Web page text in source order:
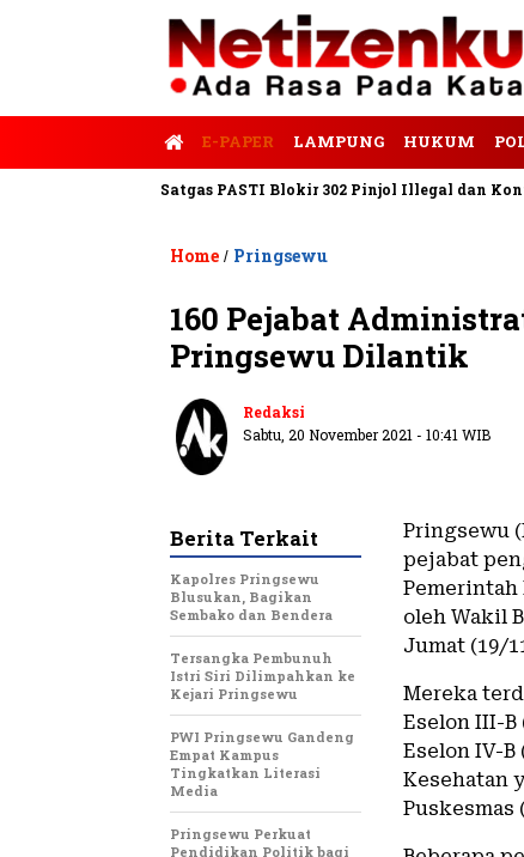
E-PAPER LAMPUNG HUKUM
Satgas PASTI Blokir 302 Pinjol Illegal dan Konten
Home / Pringsewu
160 Pejabat
Pringsewu Dilantik
Redaksi
Sabtu, 20 November 2021 - 10:41 WIB
Pringsewu
pejabat
oleh Wakil
Jumat (19/
Mereka
Eselon III-B
Eselon IV-
Kesehatan
Puskesmas
Berita Terkait
Kapolres Pringsewu
Blusukan, Bagikan
Sembako dan Bendera
Tersangka Pembunuh
Istri Siri Dilimpahkan ke
Kejari Pringsewu
PWI Pringsewu Gandeng
Empat Kampus
Tingkatkan Literasi
Media
Pringsewu Perkuat
Pendidikan Politik bagi